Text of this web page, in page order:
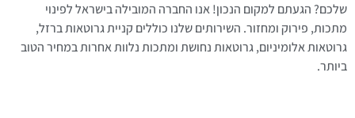
שלכם? הגעתם למקום הנכון! אנו החברה המובילה בישראל לפינוי
מתכות, פירוק ומחזור. השירותים שלנו כוללים קניית גרוטאות ברזל,
גרוטאות אלומיניום, גרוטאות נחושת ומתכות נלוות אחרות במחיר הטוב
ביותר.